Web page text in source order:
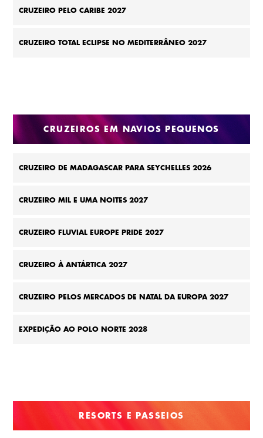
CRUZEIRO PELO CARIBE 2027
CRUZEIRO TOTAL ECLIPSE NO MEDITERRÂNEO 2027
CRUZEIROS EM NAVIOS PEQUENOS
CRUZEIRO DE MADAGASCAR PARA SEYCHELLES 2026
CRUZEIRO MIL E UMA NOITES 2027
CRUZEIRO FLUVIAL EUROPE PRIDE 2027
CRUZEIRO À ANTÁRTICA 2027
CRUZEIRO PELOS MERCADOS DE NATAL DA EUROPA 2027
EXPEDIÇÃO AO POLO NORTE 2028
RESORTS E PASSEIOS